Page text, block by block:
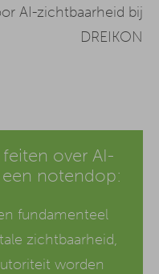
AI-zichtbaarheid bij
DREIKON
over AI-
notendop:
fundamenteel
zichtbaarheid,
worden